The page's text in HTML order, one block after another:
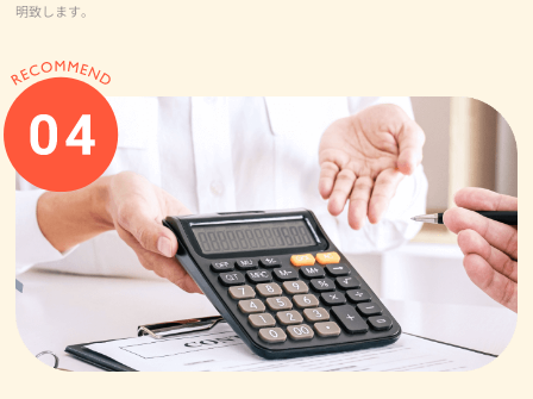
明致します。